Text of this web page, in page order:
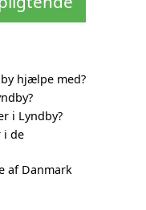
hjælpe med?
i Lyndby?
i de
af Danmark